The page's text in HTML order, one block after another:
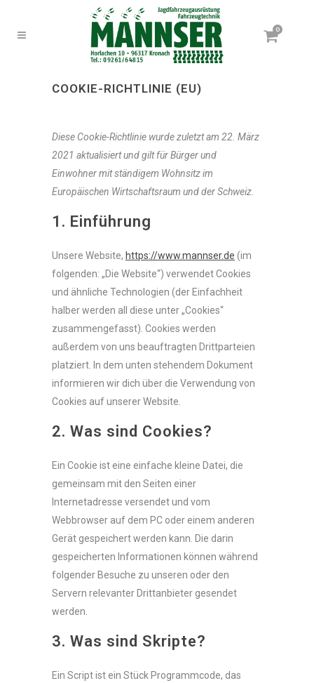
0
COOKIE-RICHTLINIE (EU)
Diese Cookie-Richtlinie wurde zuletzt am 22. März
2021 aktualisiert und gilt für Bürger und
Einwohner mit ständigem Wohnsitz im
Europäischen Wirtschaftsraum und der Schweiz.
1. Einführung
Unsere Website, https://www.mannser.de (im
folgenden: „Die Website“) verwendet Cookies
und ähnliche Technologien (der Einfachheit
halber werden all diese unter „Cookies“
zusammengefasst). Cookies werden
außerdem von uns beauftragten Drittparteien
platziert. In dem unten stehendem Dokument
informieren wir dich über die Verwendung von
Cookies auf unserer Website.
2. Was sind Cookies?
Ein Cookie ist eine einfache kleine Datei, die
gemeinsam mit den Seiten einer
Internetadresse versendet und vom
Webbrowser auf dem PC oder einem anderen
Gerät gespeichert werden kann. Die darin
gespeicherten Informationen können während
folgender Besuche zu unseren oder den
Servern relevanter Drittanbieter gesendet
werden.
3. Was sind Skripte?
Ein Script ist ein Stück Programmcode, das